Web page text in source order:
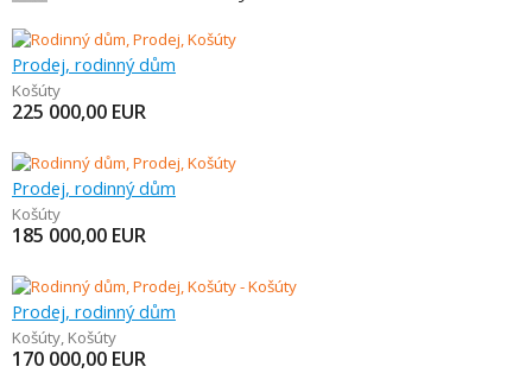
Prodej, rodinný dům
Košúty
225 000,00 EUR
Prodej, rodinný dům
Košúty
185 000,00 EUR
Prodej, rodinný dům
Košúty, Košúty
170 000,00 EUR